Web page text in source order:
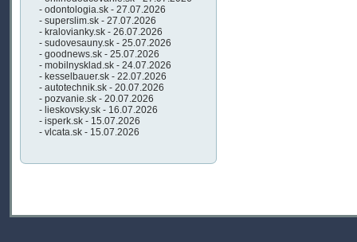
- odontologia.sk - 27.07.2026
- superslim.sk - 27.07.2026
- kralovianky.sk - 26.07.2026
- sudovesauny.sk - 25.07.2026
- goodnews.sk - 25.07.2026
- mobilnysklad.sk - 24.07.2026
- kesselbauer.sk - 22.07.2026
- autotechnik.sk - 20.07.2026
- pozvanie.sk - 20.07.2026
- lieskovsky.sk - 16.07.2026
- isperk.sk - 15.07.2026
- vlcata.sk - 15.07.2026